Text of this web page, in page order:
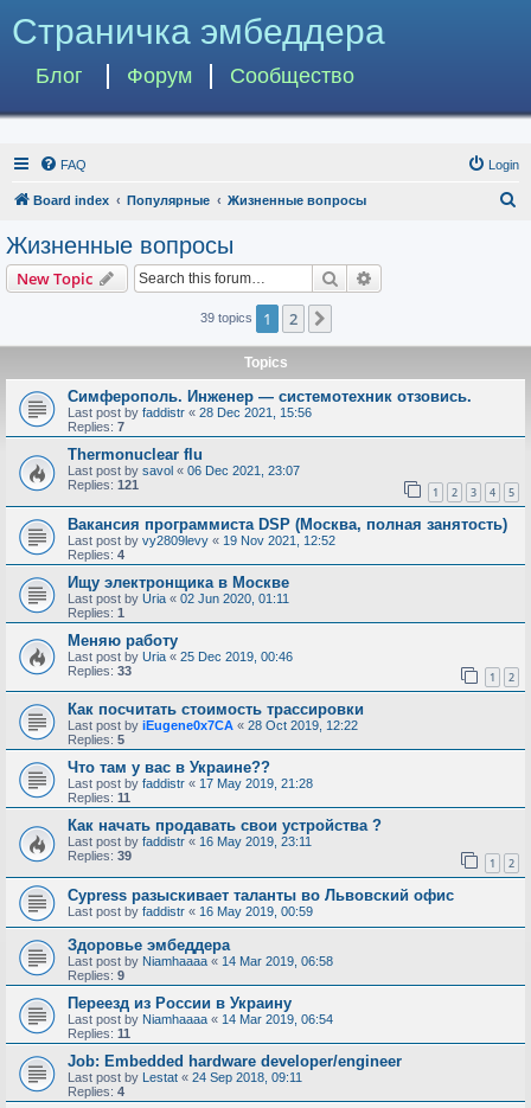
Страничка эмбеддера
Блог Форум Сообщество
FAQ Login
Board index Популярные Жизненные вопросы
Жизненные вопросы
New Topic Search
39 topics 1 2
Topics
Симферополь. Инженер — системотехник отзовись.
Last post by faddistr « 28 Dec 2021, 15:56
Replies: 7
Thermonuclear flu
Last post by savol « 06 Dec 2021, 23:07
Replies: 121 1 2 3 4 5
Вакансия программиста DSP (Москва, полная занятость)
Last post by vy2809levy « 19 Nov 2021, 12:52
Replies: 4
Ищу электронщика в Москве
Last post by Uria « 02 Jun 2020, 01:11
Replies: 1
Меняю работу
Last post by Uria « 25 Dec 2019, 00:46
Replies: 33 1 2
Как посчитать стоимость трассировки
Last post by iEugene0x7CA « 28 Oct 2019, 12:22
Replies: 5
Что там у вас в Украине??
Last post by faddistr « 17 May 2019, 21:28
Replies: 11
Как начать продавать свои устройства ?
Last post by faddistr « 16 May 2019, 23:11
Replies: 39 1 2
Cypress разыскивает таланты во Львовский офис
Last post by faddistr « 16 May 2019, 00:59
Здоровье эмбеддера
Last post by Niamhaaaa « 14 Mar 2019, 06:58
Replies: 9
Переезд из России в Украину
Last post by Niamhaaaa « 14 Mar 2019, 06:54
Replies: 11
Job: Embedded hardware developer/engineer
Last post by Lestat « 24 Sep 2018, 09:11
Replies: 4